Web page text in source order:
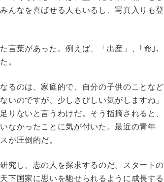
んなを喜ばせる人もいるし、写真入りも登
言葉があった。例えば、「出産」、｢命｣、
。
るのは、家庭的で、自分の子供のことなど
いのですが、少しさびしい気がしますね」
りないと言うわけだ。そう指摘されると、
なかったことに気が付いた。最近の青年
が圧倒的だ。
究し、志の人を探求するのだ。スタートの
下国家に思いを馳せられるように成長する